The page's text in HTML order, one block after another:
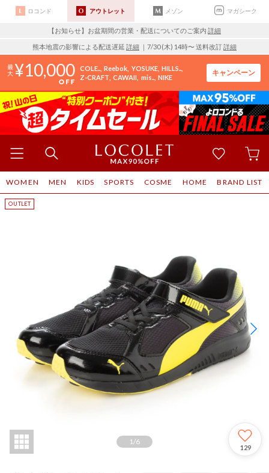
ロコンド アウトレット メゾン マガシーク
【お知らせ】お盆期間の営業・配送についてのご案内 詳細
熊本地震の影響による配送遅延 詳細 ｜7/30 (木) 14時〜 送料改訂詳細
10,000 COLE.. Reebok YOSUKE HILLS..
Z-CRAFT CAWAII mis.. NIKE
キャンペーン
WOMEN MEN KIDS SPORTS COSME HOME BRAND LIST
1 /6
129